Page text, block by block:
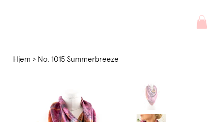
Hjem > No. 1015 Summerbreeze